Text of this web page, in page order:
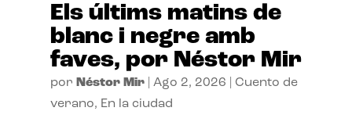
Els últims matins de
blanc i negre amb
faves, por Néstor Mir
por Néstor Mir| Ago 2, 2026
Cuento de
verano, En la ciudad